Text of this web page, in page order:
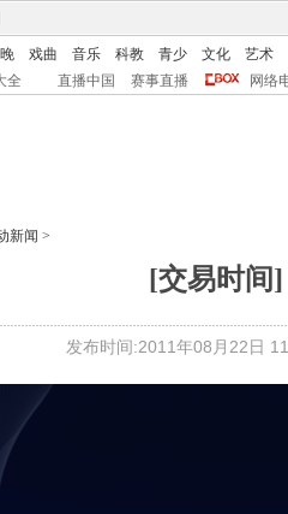
戏曲 音乐 科教 青少 文化
艺术
全 直播中国 赛事直播 网络
新闻 >
[交易时间]
发布时间:2011年08月22日